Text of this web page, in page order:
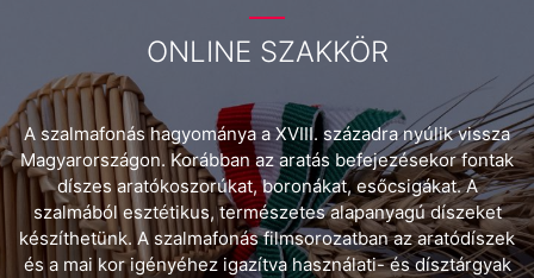
ONLINE SZAKKÖR
A szalmafonás hagyománya a XVIII. századra nyúlik vissza
Magyarországon. Korábban az aratás befejezésekor fontak
díszes aratókoszorúkat, boronákat, esőcsigákat. A
szalmából esztétikus, természetes alapanyagú díszeket
készíthetünk. A szalmafonás filmsorozatban az aratódíszek
és a mai kor igényéhez igazítva használati- és dísztárgyak